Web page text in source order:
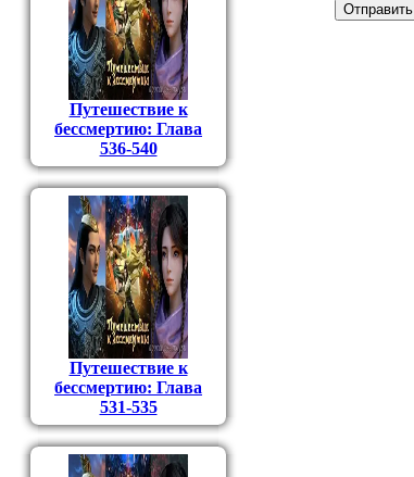
Путешествие к
бессмертию: Глава
536-540
Путешествие к
бессмертию: Глава
531-535
Отправить